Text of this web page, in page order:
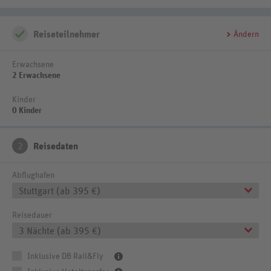
Reiseteilnehmer Ändern
Erwachsene
2 Erwachsene
Kinder
0 Kinder
2 Reisedaten
Abflughafen
Stuttgart (ab 395 €)
Reisedauer
3 Nächte (ab 395 €)
Inklusive DB Rail&Fly